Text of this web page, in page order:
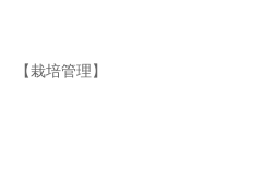
【栽培管理】